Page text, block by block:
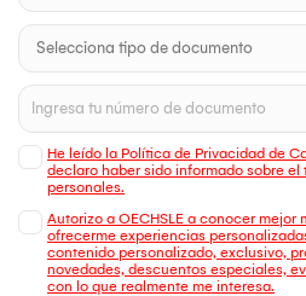
He leído la Política de Privacidad de
declaro haber sido informado sobre el
personales.
Autorizo a OECHSLE a conocer
ofrecerme experiencias
contenido personalizado, exclusivo,
novedades, descuentos especiales,
con lo que realmente me interesa.